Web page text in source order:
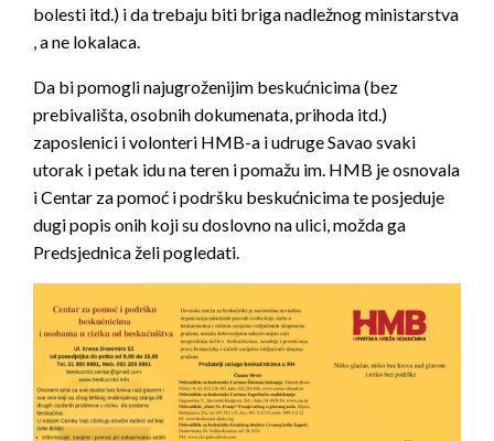
bolesti itd.) i da trebaju biti briga nadležnog ministarstva
, a ne lokalaca.
Da bi pomogli najugroženijim beskućnicima (bez
prebivališta, osobnih dokumenata, prihoda itd.)
zaposlenici i volonteri HMB-a i udruge Savao svaki
utorak i petak idu na teren i pomažu im. HMB je osnovala
i Centar za pomoć i podršku beskućnicima te posjeduje
dugi popis onih koji su doslovno na ulici, možda ga
Predsjednica želi pogledati.